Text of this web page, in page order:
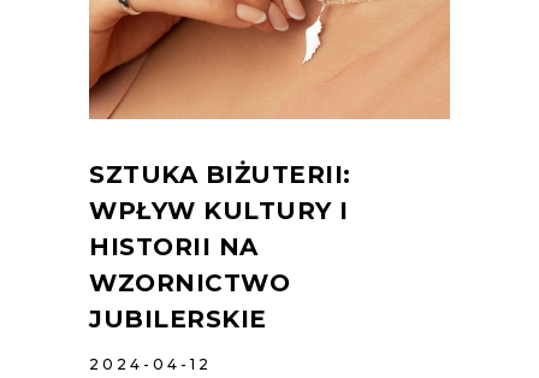
SZTUKA BIŻUTERII:
WPŁYW KULTURY I
HISTORII NA
WZORNICTWO
JUBILERSKIE
2024-04-12